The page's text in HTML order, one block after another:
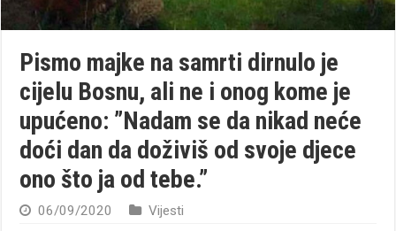
Pismo majke na samrti dirnulo je
cijelu Bosnu, ali ne i onog kome je
upućeno: ”Nadam se da nikad neće
doći dan da doživiš od svoje djece
ono što ja od tebe.”
06/09/2020 Vijesti